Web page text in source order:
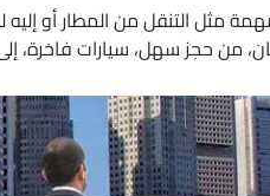
مثل التنقل من المطار أو
من حجز سهل، سيارات فاخرة،